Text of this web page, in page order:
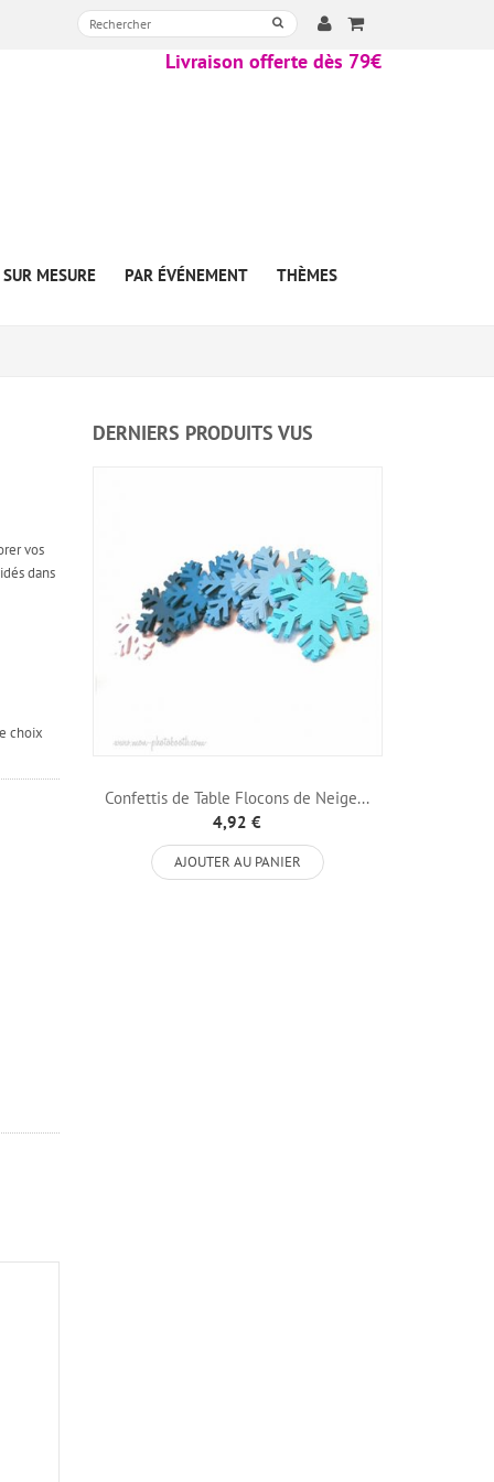
Livraison offerte dès 79€
SUR MESURE PAR ÉVÉNEMENT THÈMES
vos
dans
choix
DERNIERS PRODUITS VUS
Confettis de Table Flocons de Neige...
4,92 €
AJOUTER AU PANIER